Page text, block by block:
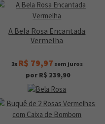
A Bela Rosa Encantada
Vermelha
3x R$ 79,97 sem juros
por R$ 239,90